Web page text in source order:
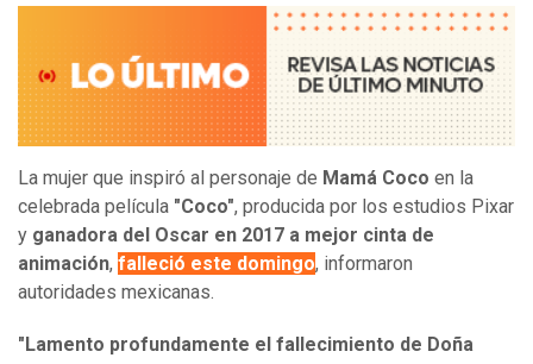
La mujer que inspiró al personaje de Mamá Coco en la
celebrada película "Coco", producida por los estudios Pixar
y ganadora del Oscar en 2017 a mejor cinta de
animación, falleció este domingo, informaron
autoridades mexicanas.
"Lamento profundamente el fallecimiento de Doña